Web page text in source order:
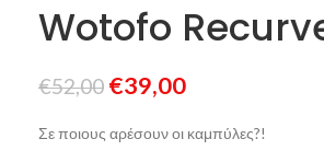
Wotofo
€52,00 €39,00
Σε ποιους αρέσουν οι καμπύλες?!